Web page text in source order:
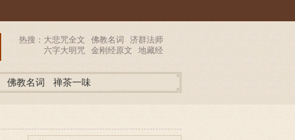
热搜： 大悲咒全文 佛教名词
济群法师
六字大明咒
金刚经原文 地藏经
佛教名词 禅茶一味